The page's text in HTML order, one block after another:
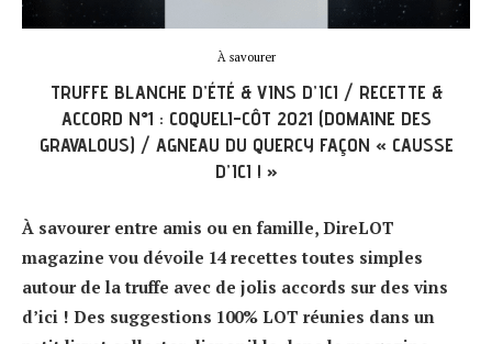
À savourer
TRUFFE BLANCHE D’ÉTÉ & VINS D’ICI / RECETTE &
ACCORD N°1 : COQUELI-CÔT 2021 (DOMAINE DES
GRAVALOUS) / AGNEAU DU QUERCY FAÇON « CAUSSE
D’ICI ! »
À savourer entre amis ou en famille, DireLOT
magazine vou dévoile 14 recettes toutes simples
autour de la truffe avec de jolis accords sur des vins
d’ici ! Des suggestions 100% LOT réunies dans un